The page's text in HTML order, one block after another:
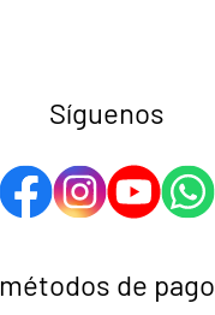
Síguenos
métodos de pago